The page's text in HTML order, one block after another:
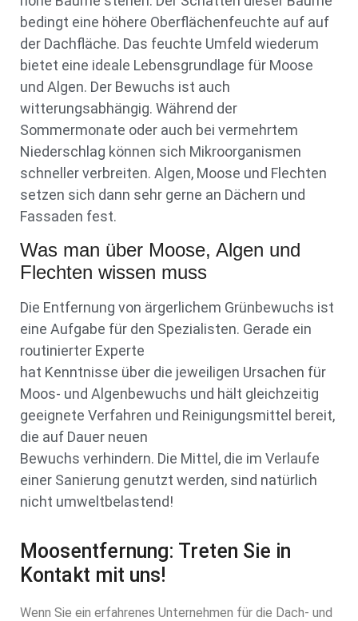
bedingt eine höhere Oberflächenfeuchte auf auf
der Dachfläche. Das feuchte Umfeld wiederum
bietet eine ideale Lebensgrundlage für Moose
und Algen. Der Bewuchs ist auch
witterungsabhängig. Während der
Sommermonate oder auch bei vermehrtem
Niederschlag können sich Mikroorganismen
schneller verbreiten. Algen, Moose und Flechten
setzen sich dann sehr gerne an Dächern und
Fassaden fest.
Was man über Moose, Algen und
Flechten wissen muss
Die Entfernung von ärgerlichem Grünbewuchs ist
eine Aufgabe für den Spezialisten. Gerade ein
routinierter Experte
hat Kenntnisse über die jeweiligen Ursachen für
Moos- und Algenbewuchs und hält gleichzeitig
geeignete Verfahren und Reinigungsmittel bereit,
die auf Dauer neuen
Bewuchs verhindern. Die Mittel, die im Verlaufe
einer Sanierung genutzt werden, sind natürlich
nicht umweltbelastend!
Moosentfernung: Treten Sie in
Kontakt mit uns!
Wenn Sie ein erfahrenes Unternehmen für die Dach- und